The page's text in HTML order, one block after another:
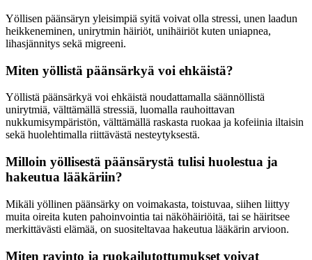
Yöllisen päänsäryn yleisimpiä syitä voivat olla stressi, unen laadun
heikkeneminen, unirytmin häiriöt, unihäiriöt kuten uniapnea,
lihasjännitys sekä migreeni.
Miten yöllistä päänsärkyä voi ehkäistä?
Yöllistä päänsärkyä voi ehkäistä noudattamalla säännöllistä
unirytmiä, välttämällä stressiä, luomalla rauhoittavan
nukkumisympäristön, välttämällä raskasta ruokaa ja kofeiinia iltaisin
sekä huolehtimalla riittävästä nesteytyksestä.
Milloin yöllisestä päänsärystä tulisi huolestua ja
hakeutua lääkäriin?
Mikäli yöllinen päänsärky on voimakasta, toistuvaa, siihen liittyy
muita oireita kuten pahoinvointia tai näköhäiriöitä, tai se häiritsee
merkittävästi elämää, on suositeltavaa hakeutua lääkärin arvioon.
Miten ravinto ja ruokailutottumukset voivat